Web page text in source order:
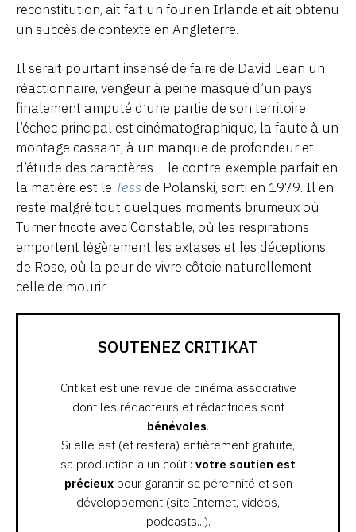
reconstitution, ait fait un four en Irlande et ait obtenu
un succès de contexte en Angleterre.
Il serait pourtant insensé de faire de David Lean un
réactionnaire, vengeur à peine masqué d’un pays
finalement amputé d’une partie de son territoire :
l’échec principal est cinématographique, la faute à un
montage cassant, à un manque de profondeur et
d’étude des caractères – le contre-exemple parfait en
la matière est le Tess de Polanski, sorti en 1979. Il en
reste malgré tout quelques moments brumeux où
Turner fricote avec Constable, où les respirations
emportent légèrement les extases et les déceptions
de Rose, où la peur de vivre côtoie naturellement
celle de mourir.
SOUTENEZ CRITIKAT
Critikat est une revue de cinéma associative
dont les rédacteurs et rédactrices sont
bénévoles.
Si elle est (et restera) entièrement gratuite,
sa production a un coût : votre soutien est
précieuxpour garantir sa pérennité et son
développement (site Internet, vidéos,
podcasts...).